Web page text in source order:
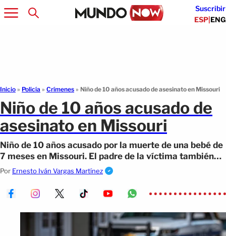
Suscribir
ESP|ENG
Inicio » Policía » Crímenes » Niño de 10 años acusado de asesinato en Missouri
Niño de 10 años acusado de
asesinato en Missouri
Niño de 10 años acusado por la muerte de una bebé de
7 meses en Missouri. El padre de la víctima también
enfrenta cargos.
Por Ernesto Iván Vargas Martínez